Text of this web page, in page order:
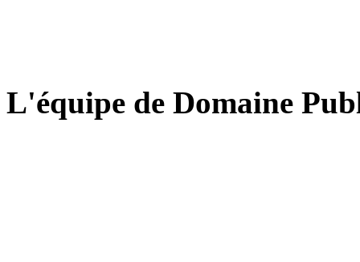
L'équipe de Domaine